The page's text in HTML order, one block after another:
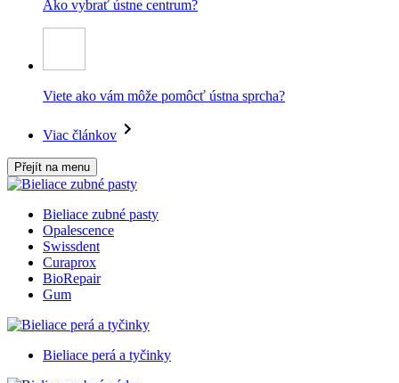
Ako vybrať ústne centrum?
Viete ako vám môže pomôcť ústna sprcha?
Viac článkov
Přejít na menu
Bieliace zubné pasty
Opalescence
Swissdent
Curaprox
BioRepair
Gum
Bieliace perá a tyčinky